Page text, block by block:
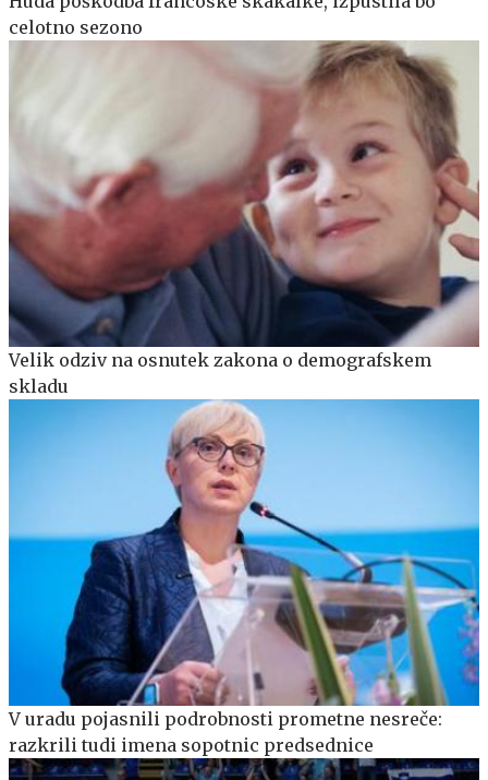
celotno sezono
Velik odziv na osnutek zakona o demografskem
skladu
V uradu pojasnili podrobnosti prometne nesreče:
razkrili tudi imena sopotnic predsednice